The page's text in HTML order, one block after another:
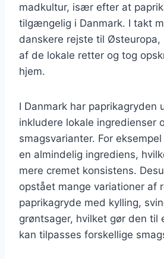
madkultur, især efter at
tilgængelig i Danmark. I takt
danskere rejste til
af de lokale retter og tog
hjem.
I Danmark har paprikagryden
inkludere lokale ingredienser
smagsvarianter. For
en almindelig ingrediens,
mere cremet konsistens.
opstået mange variationer af
paprikagryde med kylling,
grøntsager, hvilket gør den til
kan tilpasses forskellige